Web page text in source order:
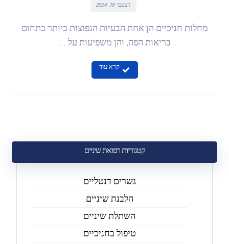
דצמבר 19, 2024
מחלות חניכיים הן אחת הבעיות הנפוצות ביותר בתחום
בריאות הפה, והן משפיעות על ...
קרא עוד
קטגוריות רפואת שיניים
גשרים דנטליים
הלבנת שיניים
השתלת שיניים
טיפול בחניכיים